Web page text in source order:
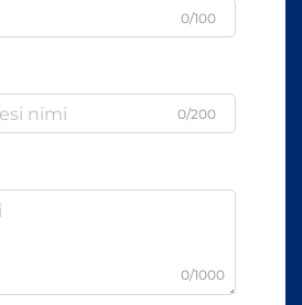
0/100
0/200
0/1000